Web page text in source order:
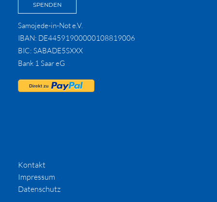
SPENDEN
Samojede-in-Not e.V.
IBAN: DE44591900000108819006
BIC: SABADE5SXXX
Bank 1 Saar eG
Kontakt
Impressum
Datenschutz